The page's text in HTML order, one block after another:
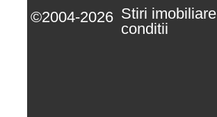
©2004-2026 Stiri imobiliare
conditii